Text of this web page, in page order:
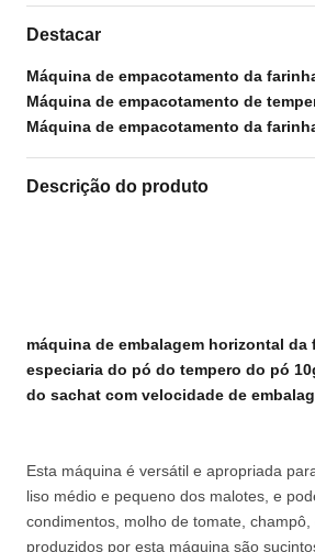
Destacar
Máquina de empacotamento da
Máquina de empacotamento de
Máquina de empacotamento da
Descrição do produto
máquina de embalagem horizontal da
especiaria do pó do tempero do pó
do sachat com velocidade de
Esta máquina é versátil e apropriada
liso médio e pequeno dos malotes, e
condimentos, molho de tomate, champô,
produzidos por esta máquina são